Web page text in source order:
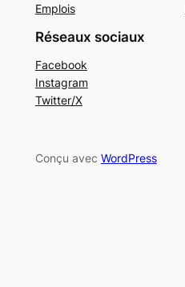
Emplois
Réseaux sociaux
Facebook
Instagram
Twitter/X
Conçu avec WordPress